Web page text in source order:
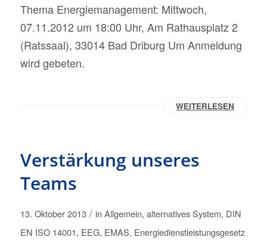
Thema Energiemanagement: Mittwoch,
07.11.2012 um 18:00 Uhr, Am Rathausplatz 2
(Ratssaal), 33014 Bad Driburg Um Anmeldung
wird gebeten.
WEITERLESEN
Verstärkung unseres
Teams
13. Oktober 2013 / in Allgemein, alternatives System, DIN
EN ISO 14001, EEG, EMAS, Energiedienstleistungsgesetz